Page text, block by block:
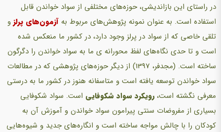
در راستای این بازاندیشی، حوزه‌های مختلفی از سواد خواندن قابل
استفاده است. به عنوان نمونه پژوهش‌های مربوط به آزمون‌های پرلز و
تلقی خاصی که از سواد در پرلز وجود دارد، در کشور ما منعکس شده
است و تا حدی نگاه‌های لفظ محورانه ی ما به سواد خواندن را دگرگون
ساخته است. (مجدفر، 1397) از دیگر حوزه‌های پژوهشی که در مطالعات
سواد خواندن توسعه یافته است و متاسفانه هنوز در کشور ما به درستی
معرفی نگشته است، رویکرد سواد شکوفایی است. سواد شکوفایی
بسیاری از مفروضات سنتی پیرامون سواد خواندن و آموزش آن به
کودکان را با چالش مواجه ساخته است و انگاره‌های جدید و شیوه‌هایی